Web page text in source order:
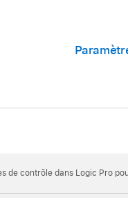
de contrôle dans Logic Pro